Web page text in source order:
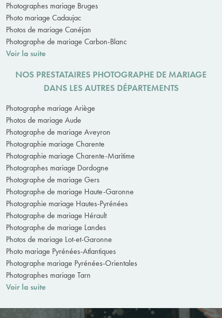
Photographes mariage Bruges
Photo mariage Cadaujac
Photos de mariage Canéjan
Photographe de mariage Carbon-Blanc
Voir la suite
NOS PRESTATAIRES PHOTOGRAPHE DE MARIAGE
DANS LES AUTRES DÉPARTEMENTS
Photographe mariage Ariège
Photos de mariage Aude
Photographe de mariage Aveyron
Photographie mariage Charente
Photographie mariage Charente-Maritime
Photographes mariage Dordogne
Photographe de mariage Gers
Photographe de mariage Haute-Garonne
Photographie mariage Hautes-Pyrénées
Photographe de mariage Hérault
Photographe de mariage Landes
Photos de mariage Lot-et-Garonne
Photo mariage Pyrénées-Atlantiques
Photographe mariage Pyrénées-Orientales
Photographes mariage Tarn
Voir la suite